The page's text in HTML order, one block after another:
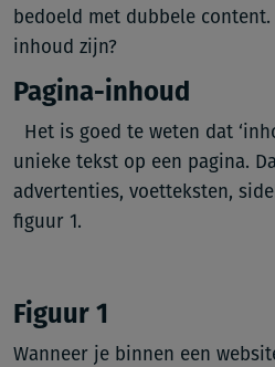
bedoeld met dubbele
inhoud zijn?
Pagina-inhoud
Het is goed te weten dat
unieke tekst op een pagina.
advertenties, voetteksten,
figuur 1.
Figuur 1
Wanneer je binnen een